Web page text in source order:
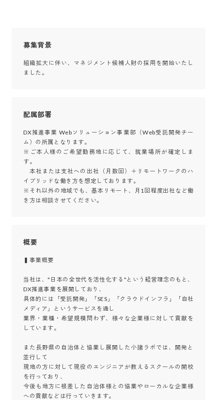
募集背景
組織拡大に伴い、マネジメント候補人財の採用を開始いたし
ました。
配属部署
DX推進事業 Webソリューション事業部（Web受託開発チー
ム）の所属となります。
※ご本人様のご希望勤務地に応じて、就業場所が確定しま
す。
本社または支社への出社（月数回）＋リモートワークのハ
イブリッドな働き方を想定しております。
※それ以外の地域でも、基本リモート、月1回程度出社など働
き方は相談させてください。
概要
▍事業概要
当社は、"日本の全世代を活性化する"という経営理念のもと、
DX推進事業を展開しており、
具体的には「受託開発」「SES」「クラウドインフラ」「自社
メディア」というサービスを通し
業界・業種・希望規模問わず、様々な企業様に対して貢献を
しています。
また長野県の自治体と協業し展開した小諸ラボでは、開発と
並行して
現地の方に対して現役のエンジニアが教えるスクールの開校
を行っており、
今後も地方に根差した自治体様との協業やローカルな企業様
への貢献などは行っていきます。